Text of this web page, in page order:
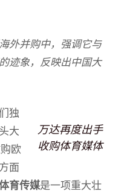
外并购中，强调它与
迹象，反映出中国大
万达再度出手
收购体育媒体
独
大
欧
面
育传媒是一项重大壮